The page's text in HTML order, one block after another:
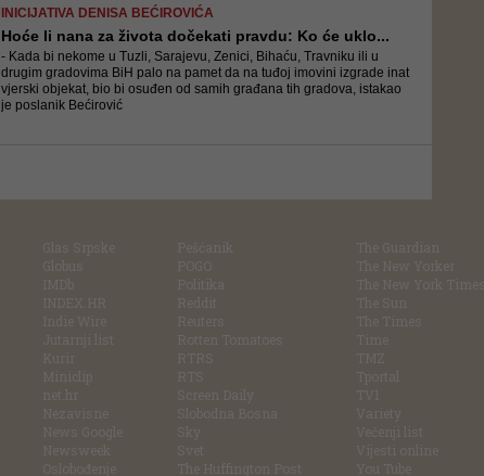
INICIJATIVA DENISA BEĆIROVIĆA
Hoće li nana za života dočekati pravdu: Ko će uklo...
- Kada bi nekome u Tuzli, Sarajevu, Zenici, Bihaću, Travniku ili u
drugim gradovima BiH palo na pamet da na tuđoj imovini izgrade inat
vjerski objekat, bio bi osuđen od samih građana tih gradova, istakao
je poslanik Bećirović
Glas Srpske
Globus
IMDb
INDEX.HR
Indie Wire
Jutarnji list
Kurir
Miniclip
net.hr
Nezavisne
News Google
Newsweek
Oslobođenje
Pešćanik
POGO
Politika
Reddit
Reuters
Rotten Tomatoes
RTRS
RTS
Screen Daily
Slobodna Bosna
Sky
Svet
The Huffington Post
The Guardian
The New Yorker
The New York Times
The Sun
The Times
Time
TMZ
Tportal
TV1
Variety
Večenji list
Vijesti online
You Tube